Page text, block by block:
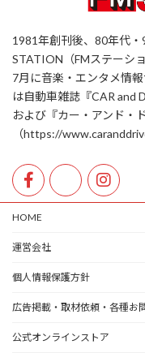
1981年創刊後、80年代
STATION（FMステーシ
7月に音楽・エンタメ情
は自動車雑誌『CAR and
および『カー・アンド・
（https://
HOME
運営会社
個人情報保護方針
広告掲載・取材依頼・各種お
公式オンラインストア